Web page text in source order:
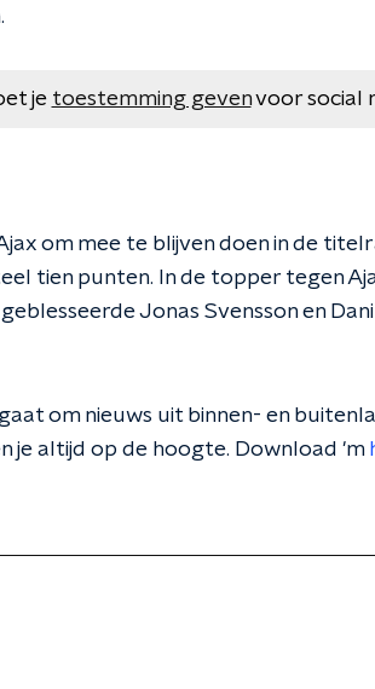
je toestemming gevenvoor social
om mee te blijven doen in de
tien punten. In de topper tegen
Jonas Svensson en
om nieuws uit binnen- en
je altijd op de hoogte. Download 'm